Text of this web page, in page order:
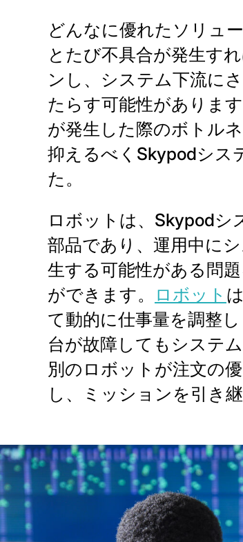
どんなに優れたソリュ
とたび不具合が発生す
ンし、システム下流に
たらす可能性がありま
が発生した際のボトル
抑えるべくSkypodシス
た。
ロボットは、Skypodシ
部品であり、運用中に
生する可能性がある問
ができます。
ロボット
て動的に仕事量を調整
台が故障してもシステム
別のロボットが注文の
し、ミッションを引き継